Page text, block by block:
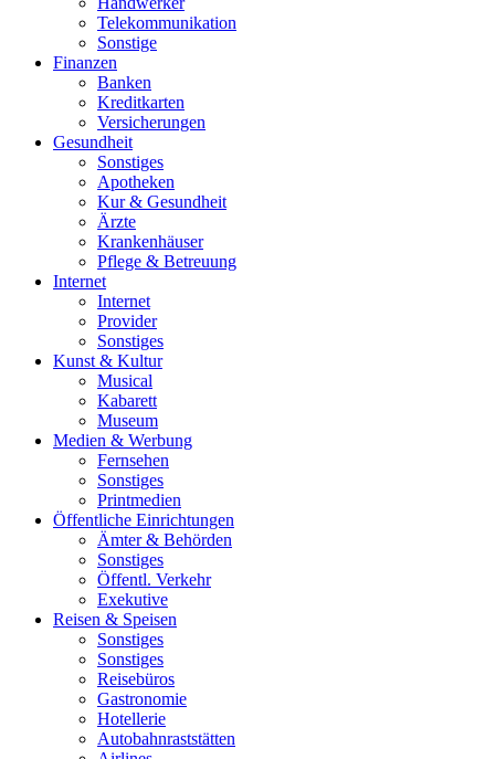
Telekommunikation
Sonstige
Finanzen
Banken
Kreditkarten
Versicherungen
Gesundheit
Sonstiges
Apotheken
Kur & Gesundheit
Ärzte
Krankenhäuser
Pflege & Betreuung
Internet
Internet
Provider
Sonstiges
Kunst & Kultur
Musical
Kabarett
Museum
Medien & Werbung
Fernsehen
Sonstiges
Printmedien
Öffentliche Einrichtungen
Ämter & Behörden
Sonstiges
Öffentl. Verkehr
Exekutive
Reisen & Speisen
Sonstiges
Sonstiges
Reisebüros
Gastronomie
Hotellerie
Autobahnraststätten